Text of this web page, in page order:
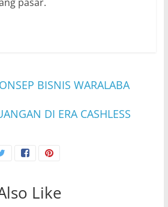
BISNIS WARALABA
DI ERA CASHLESS
Like